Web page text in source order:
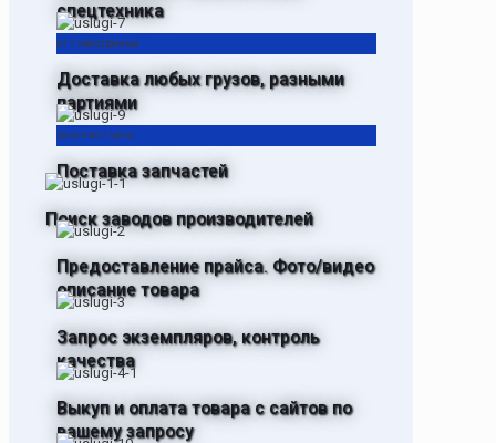
спецтехника
от 1 килограмма
Доставка любых грузов, разными
партиями
качество / цена
Поставка запчастей
Поиск заводов производителей
Предоставление прайса. Фото/видео
описание товара
Запрос экземпляров, контроль
качества
Выкуп и оплата товара с сайтов по
вашему запросу